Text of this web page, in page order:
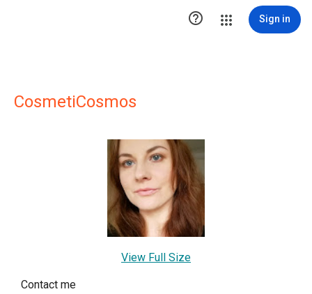
 Sign in
CosmetiCosmos
View Full Size
Contact me